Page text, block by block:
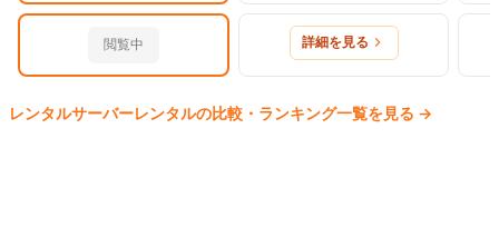
閲覧中 詳細を見る
レンタルサーバーレンタルの比較・ランキング一覧を見る →